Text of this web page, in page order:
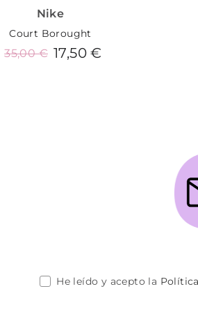
Nike
Court Borought
17,50 €
35,00 €
He leído y acepto la